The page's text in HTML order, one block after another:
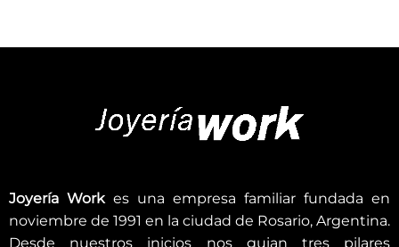
Joyería Workes una empresa familiar fundada en
noviembre de 1991 en la ciudad de Rosario, Argentina.
Desde nuestros inicios nos guian tres pilares